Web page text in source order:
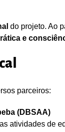
do projeto. Ao
e
parceiros:
(DBSAA)
atividades de